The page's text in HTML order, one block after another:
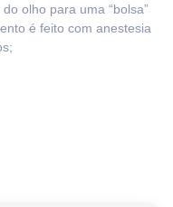
olho para uma “bolsa”
é feito com anestesia